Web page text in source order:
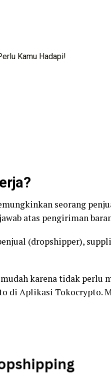
Kamu Hadapi!
seorang
atas pengiriman
(dropshipper),
karena tidak perlu
di Aplikasi Tokocrypto.